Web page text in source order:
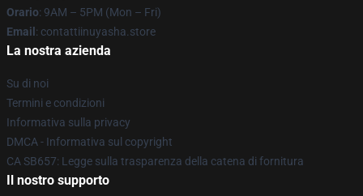
Orario: 9AM – 5PM (Mon – Fri)
Email : contattiinuyasha.store
La nostra azienda
Su di noi
Termini e condizioni
Informativa sulla privacy
DMCA - Informativa sul copyright
CA SB657: Legge sulla trasparenza della catena di fornitura
Il nostro supporto